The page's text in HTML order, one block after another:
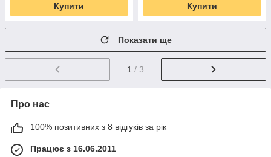
Купити Купити
Показати ще
1 / 3
Про нас
100% позитивних з 8 відгуків за рік
Працює з 16.06.2011